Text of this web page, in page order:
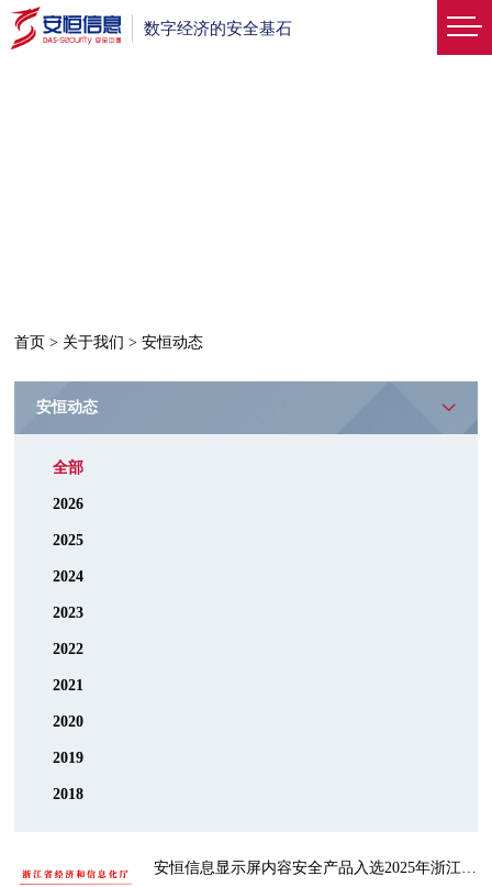
数字经济的安全基石
首页 > 关于我们 >安恒动态
安恒动态
全部
2026
2025
2024
2023
2022
2021
2020
2019
2018
安恒信息显示屏内容安全产品入选2025年浙江省先进技术创新成果名单 安恒信息